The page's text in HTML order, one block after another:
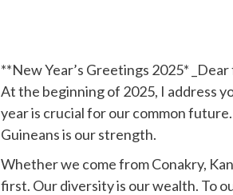
**New Year’s Greetings 2025*
At the beginning of 2025, I address
year is crucial for our common
Guineans is our strength.
Whether we come from Conakry,
first. Our diversity is our wealth. To